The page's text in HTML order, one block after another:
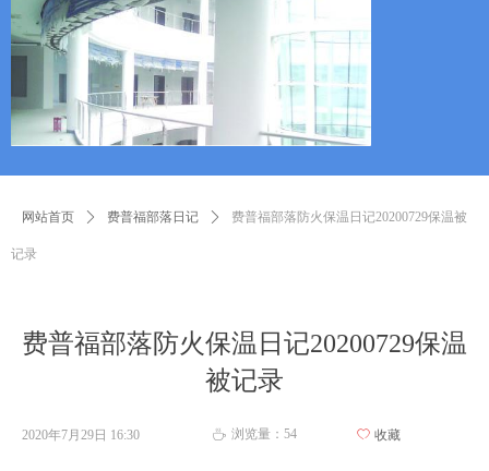
网站首页 ꄲ 费普福部落日记 ꄲ 费普福部落防火保温日记20200729保温被
记录
费普福部落防火保温日记20200729保温
被记录
2020年7月29日 16:30 ꄘ 浏览量： 54 ꄀ 收藏